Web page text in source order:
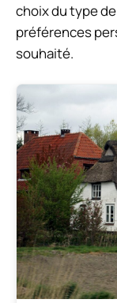
choix du type
préférences
souhaité.